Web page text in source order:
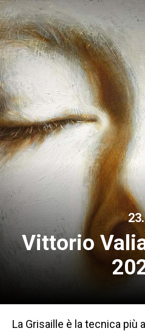
23.
Vittorio
La Grisaille è la tecnica più